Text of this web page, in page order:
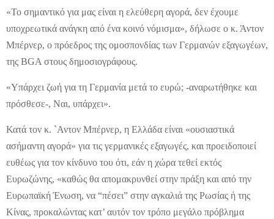
«Το σημαντικό για μας είναι η ελεύθερη αγορά, δεν έχουμε
υποχρεωτικά ανάγκη από ένα κοινό νόμισμα», δήλωσε ο κ. Άντον
Μπέρνερ, ο πρόεδρος της ομοσπονδίας των Γερμανών εξαγωγέων,
της BGA στους δημοσιογράφους.
«Υπάρχει ζωή για τη Γερμανία μετά το ευρώ; -αναρωτήθηκε και
πρόσθεσε-, Ναι, υπάρχει».
Κατά τον κ. `Αντον Μπέρνερ, η Ελλάδα είναι «ουσιαστικά
ασήμαντη αγορά» για τις γερμανικές εξαγωγές, και προειδοποιεί
ευθέως για τον κίνδυνο του ότι, εάν η χώρα τεθεί εκτός
Ευρωζώνης, «καθώς θα απομακρυνθεί στην πράξη και από την
Ευρωπαϊκή Ένωση, να “πέσει” στην αγκαλιά της Ρωσίας ή της
Κίνας, προκαλώντας κατ’ αυτόν τον τρόπο μεγάλο πρόβλημα